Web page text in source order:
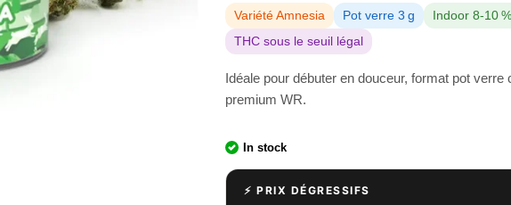
Variété Amnesia Pot verre 3 g
Indoor 8-10
THC sous le seuil légal
Idéale pour débuter en douceur, format pot verre
premium WR.
In stock
⚡ PRIX DÉGRESSIFS